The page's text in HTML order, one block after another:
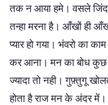
तक न आया हमे। वसले
तन्हा मरना है। आँखों ही
प्यार हो गया। भंवरो का
कर आना। मन का बोध
ज्यादा तो नही। गुफ़्तुगू
होता है राज मन के अंदर